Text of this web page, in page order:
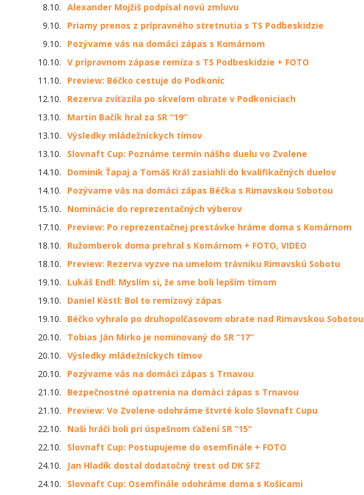
8.10. Alexander Mojžiš podpísal novú zmluvu
9.10.
Priamy prenos z prípravného stretnutia s TS Podbeskidzie
9.10.
Pozývame vás na domáci zápas s Komárnom
10.10. V prípravnom zápase remíza s TS Podbeskidzie + FOTO
11.10.
Preview: Béčko cestuje do Podkoníc
12.10.
Rezerva zvíťazila po skvelom obrate v Podkoniciach
13.10.
Martin Bačík hral za SR “19“
13.10. Výsledky mládežníckych tímov
13.10.
Slovnaft Cup: Poznáme termín nášho duelu vo Zvolene
14.10.
Dominik Ťapaj a Tomáš Král zasiahli do kvalifikačných duelov
14.10.
Pozývame vás na domáci zápas Béčka s Rimavskou Sobotou
15.10.
Nominácie do reprezentačných výberov
17.10.
Preview: Po reprezentačnej prestávke hráme doma s Komárnom
18.10.
Ružomberok doma prehral s Komárnom + FOTO, VIDEO
18.10.
Preview: Rezerva vyzve na umelom trávniku Rimavskú Sobotu
19.10.
Lukáš Endl: Myslím si, že sme boli lepším tímom
19.10.
Daniel Köstl: Bol to remízový zápas
19.10.
Béčko vyhralo po druhopolčasovom obrate nad Rimavskou Sobotou
20.10.
Tobias Ján Mirko je nominovaný do SR “17“
20.10. Výsledky mládežníckych tímov
20.10.
Pozývame vás na domáci zápas s Trnavou
21.10.
Bezpečnostné opatrenia na domáci zápas s Trnavou
21.10.
Preview: Vo Zvolene odohráme štvrté kolo Slovnaft Cupu
22.10.
Naši hráči boli pri úspešnom ťažení SR “15“
22.10.
Slovnaft Cup: Postupujeme do osemfinále + FOTO
24.10.
Jan Hladík dostal dodatočný trest od DK SFZ
24.10.
Slovnaft Cup: Osemfinále odohráme doma s Košicami